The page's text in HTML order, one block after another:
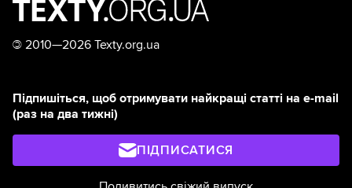
© 2010—2026 Texty.org.ua
Підпишіться, щоб отримувати найкращі статті на e-mail
(раз на два тижні)
ПІДПИСАТИСЯ